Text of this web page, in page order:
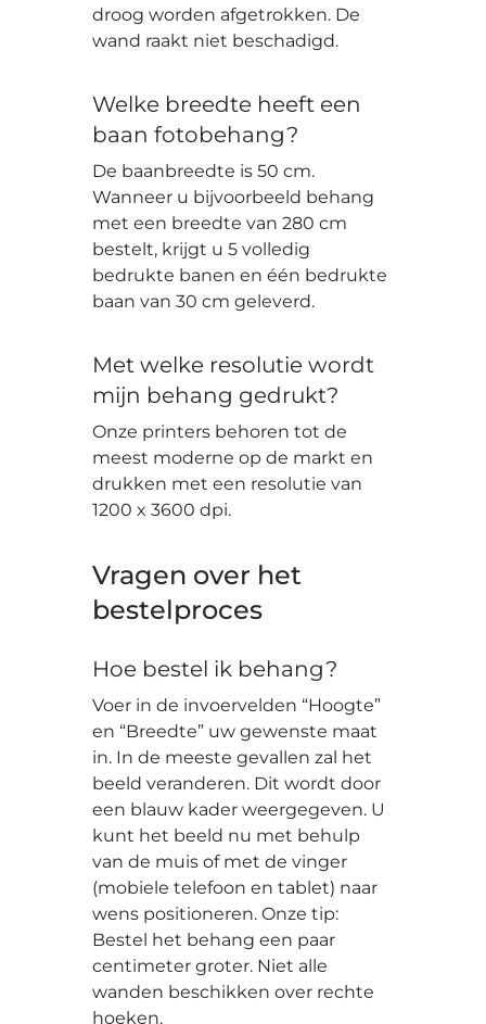
droog worden afgetrokken. De
wand raakt niet beschadigd.
Welke breedte heeft een
baan fotobehang?
De baanbreedte is 50 cm.
Wanneer u bijvoorbeeld behang
met een breedte van 280 cm
bestelt, krijgt u 5 volledig
bedrukte banen en één bedrukte
baan van 30 cm geleverd.
Met welke resolutie wordt
mijn behang gedrukt?
Onze printers behoren tot de
meest moderne op de markt en
drukken met een resolutie van
1200 x 3600 dpi.
Vragen over het
bestelproces
Hoe bestel ik behang?
Voer in de invoervelden “Hoogte”
en “Breedte” uw gewenste maat
in. In de meeste gevallen zal het
beeld veranderen. Dit wordt door
een blauw kader weergegeven. U
kunt het beeld nu met behulp
van de muis of met de vinger
(mobiele telefoon en tablet) naar
wens positioneren. Onze tip:
Bestel het behang een paar
centimeter groter. Niet alle
wanden beschikken over rechte
hoeken.